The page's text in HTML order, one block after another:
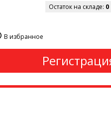
Остаток на складе: 0
В избранное